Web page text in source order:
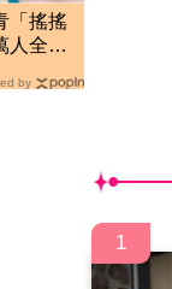
「搖搖
全看
by
1